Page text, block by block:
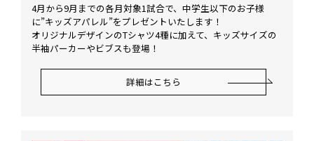
4月から9月までの各月対象1試合で、中学生以下のお子様
に”キッズアパレル”をプレゼントいたします！
オリジナルデザインのTシャツ4種に加えて、キッズサイズの
半袖パーカーやビブスも登場！
詳細はこちら